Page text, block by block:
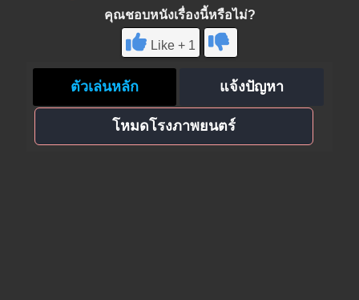
คุณชอบหนังเรื่องนี้หรือไม่?
Like + 1
ตัวเล่นหลัก แจ้งปัญหา
โหมดโรงภาพยนตร์